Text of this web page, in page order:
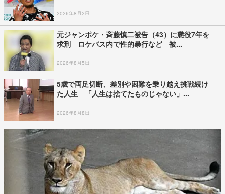
2026年8月2日
元ジャンポケ・斉藤慎二被告（43）に懲役7年を
求刑 ロケバス内で性的暴行など 被...
2026年8月5日
5歳で両足切断、差別や困難を乗り越え挑戦続け
た人生 「人生は捨てたものじゃない」...
2026年8月8日